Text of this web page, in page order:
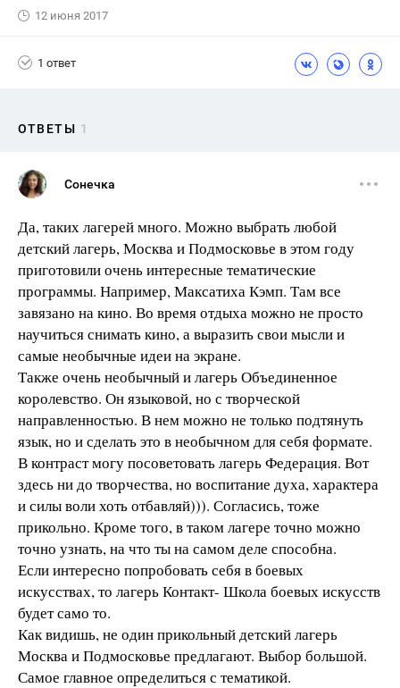
12 июня 2017
1 ответ
ОТВЕТЫ 1
Сонечка
Да, таких лагерей много. Можно выбрать любой
детский лагерь, Москва и Подмосковье в этом году
приготовили очень интересные тематические
программы. Например, Максатиха Кэмп. Там все
завязано на кино. Во время отдыха можно не просто
научиться снимать кино, а выразить свои мысли и
самые необычные идеи на экране.
Также очень необычный и лагерь Объединенное
королевство. Он языковой, но с творческой
направленностью. В нем можно не только подтянуть
язык, но и сделать это в необычном для себя формате.
В контраст могу посоветовать лагерь Федерация. Вот
здесь ни до творчества, но воспитание духа, характера
и силы воли хоть отбавляй))). Согласись, тоже
прикольно. Кроме того, в таком лагере точно можно
точно узнать, на что ты на самом деле способна.
Если интересно попробовать себя в боевых
искусствах, то лагерь Контакт- Школа боевых искусств
будет само то.
Как видишь, не один прикольный детский лагерь
Москва и Подмосковье предлагают. Выбор большой.
Самое главное определиться с тематикой.